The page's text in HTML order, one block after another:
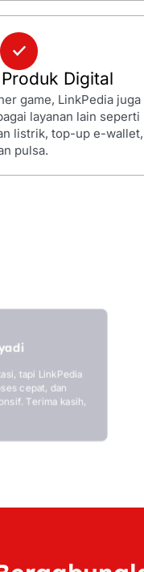
Digital
game, LinkPedia juga
layanan lain seperti
listrik, top-up e-wallet,
pulsa.
tapi LinkPedia
cepat, dan
Terima kasih,